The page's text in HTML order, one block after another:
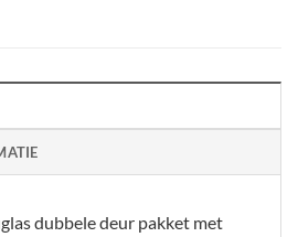
dubbele deur pakket met